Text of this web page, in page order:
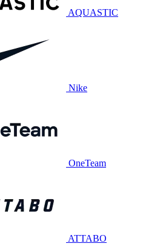
AQUASTIC
Nike
OneTeam
ATTABO